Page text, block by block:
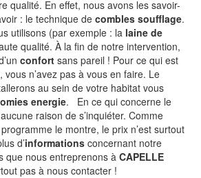
qualité. En effet, nous avons les savoir-
: le technique de combles soufflage.
utilisons (par exemple : la laine de
qualité. À la fin de notre intervention,
confort sans pareil ! Pour ce qui est
n’avez pas à vous en faire. Le
au sein de votre habitat vous
energie. En ce qui concerne le
aucune raison de s’inquiéter. Comme
le montre, le prix n’est surtout
d’informations concernant notre
que nous entreprenons à CAPELLE
pas à nous contacter !